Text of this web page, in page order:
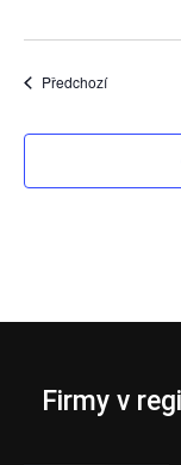
PředchozíAkce
Firmy v